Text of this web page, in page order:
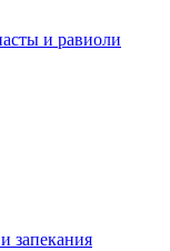
и равиоли
запекания